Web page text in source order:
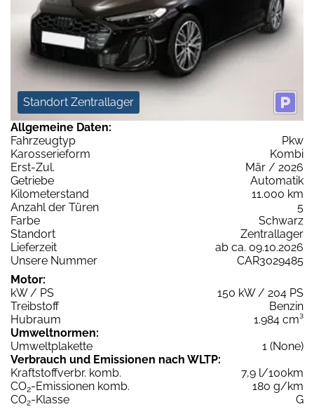
Standort Zentrallager
Allgemeine Daten:
Fahrzeugtyp
Pkw
Karosserieform
Kombi
Erst-Zul.
Mär / 2026
Getriebe
Automatik
Kilometerstand
11.000 km
Anzahl der Türen
5
Farbe
Schwarz
Standort
Zentrallager
Lieferzeit
ab ca. 09.10.2026
Unsere Nummer
CAR3029485
Motor:
kW / PS
150 kW / 204 PS
Treibstoff
Benzin
Hubraum
1.984 cm³
Umweltnormen:
Umweltplakette
1 (None)
Verbrauch und Emissionen nach WLTP:
Kraftstoffverbr. komb.
7,9 l/100km
CO2-Emissionen komb.
180 g/km
CO2-Klasse
G